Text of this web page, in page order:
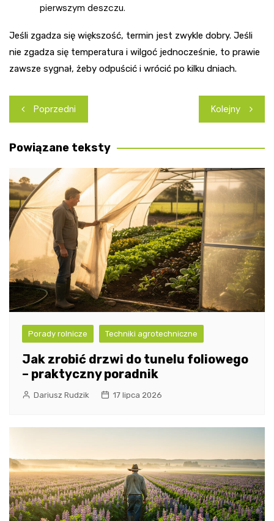
pierwszym deszczu.
Jeśli zgadza się większość, termin jest zwykle dobry. Jeśli
nie zgadza się temperatura i wilgoć jednocześnie, to prawie
zawsze sygnał, żeby odpuścić i wrócić po kilku dniach.
Nawigacja
wpisu
Poprzedni Kolejny
Powiązane teksty
Porady rolnicze Techniki agrotechniczne
Jak zrobić drzwi do tunelu foliowego
– praktyczny poradnik
Dariusz Rudzik 17 lipca 2026